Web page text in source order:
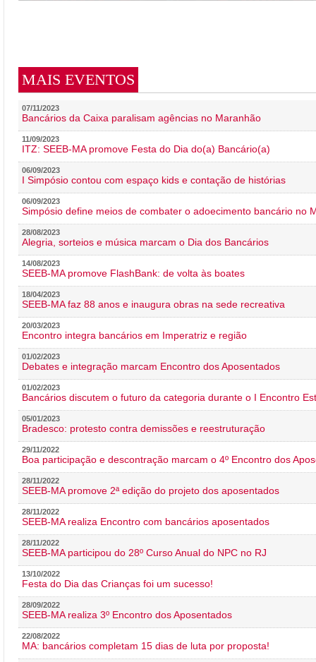
MAIS EVENTOS
07/11/2023
Bancários da Caixa paralisam agências no Maranhão
11/09/2023
ITZ: SEEB-MA promove Festa do Dia do(a) Bancário(a)
06/09/2023
I Simpósio contou com espaço kids e contação de histórias
06/09/2023
Simpósio define meios de combater o adoecimento bancário no
28/08/2023
Alegria, sorteios e música marcam o Dia dos Bancários
14/08/2023
SEEB-MA promove FlashBank: de volta às boates
18/04/2023
SEEB-MA faz 88 anos e inaugura obras na sede recreativa
20/03/2023
Encontro integra bancários em Imperatriz e região
01/02/2023
Debates e integração marcam Encontro dos Aposentados
01/02/2023
Bancários discutem o futuro da categoria durante o I Encontro
05/01/2023
Bradesco: protesto contra demissões e reestruturação
29/11/2022
Boa participação e descontração marcam o 4º Encontro dos
28/11/2022
SEEB-MA promove 2ª edição do projeto dos aposentados
28/11/2022
SEEB-MA realiza Encontro com bancários aposentados
28/11/2022
SEEB-MA participou do 28º Curso Anual do NPC no RJ
13/10/2022
Festa do Dia das Crianças foi um sucesso!
28/09/2022
SEEB-MA realiza 3º Encontro dos Aposentados
22/08/2022
MA: bancários completam 15 dias de luta por proposta!